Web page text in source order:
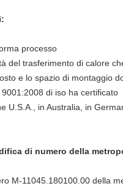
processo
del trasferimento di calore
e lo spazio di montaggio
di iso ha certificato
U.S.A., in Australia, in
di numero della
M-11045.180100.00 della